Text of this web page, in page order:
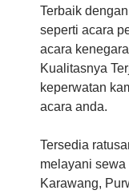
Terbaik
seperti acara
acara
Kualitasnya
keperwatan
acara anda.
Tersedia
melayani
Karawang,